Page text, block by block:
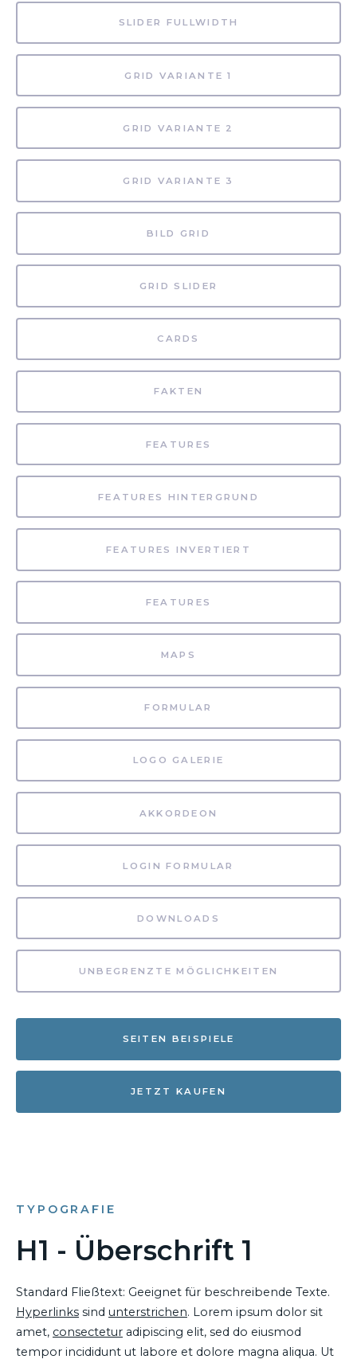
SLIDER FULLWIDTH
GRID VARIANTE 1
GRID VARIANTE 2
GRID VARIANTE 3
BILD GRID
GRID SLIDER
CARDS
FAKTEN
FEATURES
FEATURES HINTERGRUND
FEATURES INVERTIERT
FEATURES
MAPS
FORMULAR
LOGO GALERIE
AKKORDEON
LOGIN FORMULAR
DOWNLOADS
UNBEGRENZTE MÖGLICHKEITEN
SEITEN BEISPIELE
JETZT KAUFEN
TYPOGRAFIE
H1 - Überschrift 1
Standard Fließtext: Geeignet für beschreibende Texte.
Hyperlinks sind unterstrichen. Lorem ipsum dolor sit
amet, consectetur adipiscing elit, sed do eiusmod
tempor incididunt ut labore et dolore magna aliqua. Ut